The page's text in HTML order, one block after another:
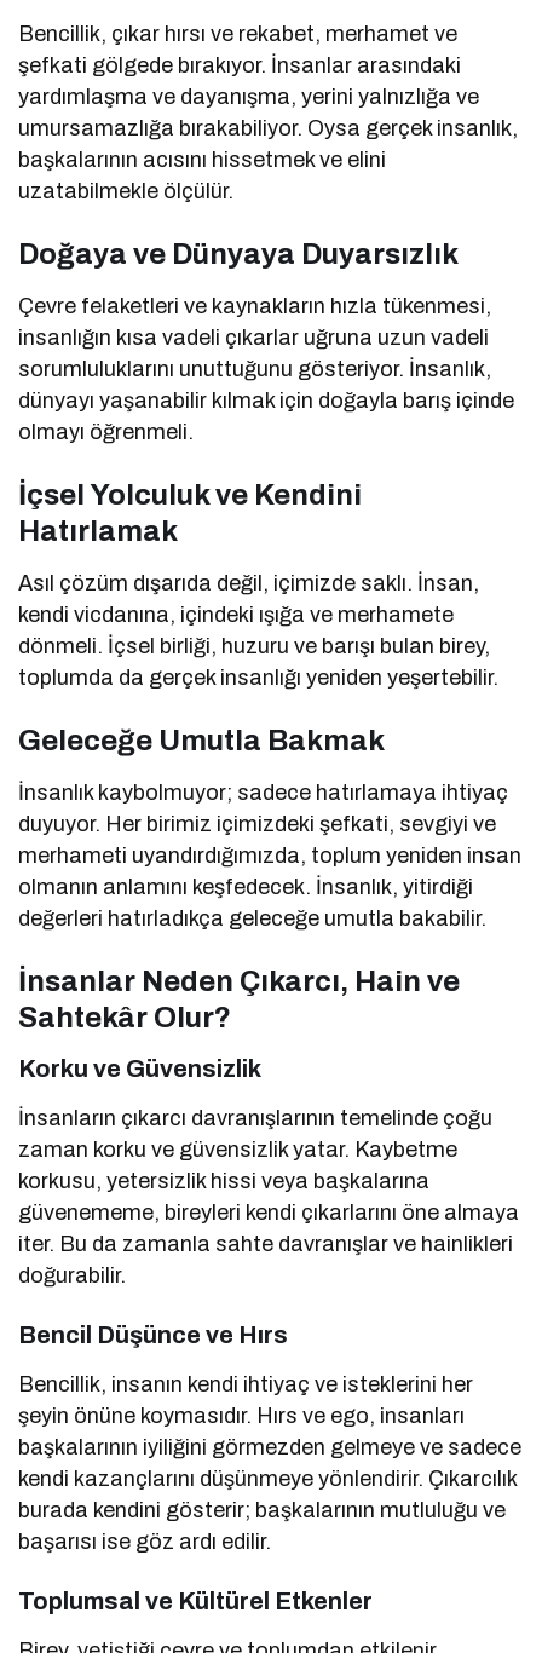
Bencillik, çıkar hırsı ve rekabet, merhamet ve
şefkati gölgede bırakıyor. İnsanlar arasındaki
yardımlaşma ve dayanışma, yerini yalnızlığa ve
umursamazlığa bırakabiliyor. Oysa gerçek insanlık,
başkalarının acısını hissetmek ve elini
uzatabilmekle ölçülür.
Doğaya ve Dünyaya Duyarsızlık
Çevre felaketleri ve kaynakların hızla tükenmesi,
insanlığın kısa vadeli çıkarlar uğruna uzun vadeli
sorumluluklarını unuttuğunu gösteriyor. İnsanlık,
dünyayı yaşanabilir kılmak için doğayla barış içinde
olmayı öğrenmeli.
İçsel Yolculuk ve Kendini
Hatırlamak
Asıl çözüm dışarıda değil, içimizde saklı. İnsan,
kendi vicdanına, içindeki ışığa ve merhamete
dönmeli. İçsel birliği, huzuru ve barışı bulan birey,
toplumda da gerçek insanlığı yeniden yeşertebilir.
Geleceğe Umutla Bakmak
İnsanlık kaybolmuyor; sadece hatırlamaya ihtiyaç
duyuyor. Her birimiz içimizdeki şefkati, sevgiyi ve
merhameti uyandırdığımızda, toplum yeniden insan
olmanın anlamını keşfedecek. İnsanlık, yitirdiği
değerleri hatırladıkça geleceğe umutla bakabilir.
İnsanlar Neden Çıkarcı, Hain ve
Sahtekâr Olur?
Korku ve Güvensizlik
İnsanların çıkarcı davranışlarının temelinde çoğu
zaman korku ve güvensizlik yatar. Kaybetme
korkusu, yetersizlik hissi veya başkalarına
güvenememe, bireyleri kendi çıkarlarını öne almaya
iter. Bu da zamanla sahte davranışlar ve hainlikleri
doğurabilir.
Bencil Düşünce ve Hırs
Bencillik, insanın kendi ihtiyaç ve isteklerini her
şeyin önüne koymasıdır. Hırs ve ego, insanları
başkalarının iyiliğini görmezden gelmeye ve sadece
kendi kazançlarını düşünmeye yönlendirir. Çıkarcılık
burada kendini gösterir; başkalarının mutluluğu ve
başarısı ise göz ardı edilir.
Toplumsal ve Kültürel Etkenler